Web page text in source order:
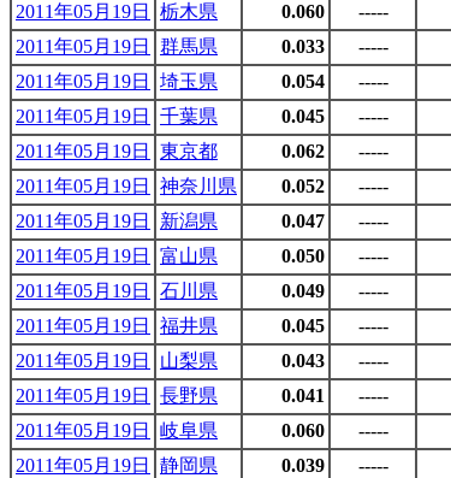
2011年05月19日
栃木県 0.060 -----
2011年05月19日
群馬県 0.033 -----
2011年05月19日
埼玉県 0.054 -----
2011年05月19日
千葉県 0.045 -----
2011年05月19日
東京都 0.062 -----
2011年05月19日
神奈川県 0.052 -----
2011年05月19日
新潟県 0.047 -----
2011年05月19日
富山県 0.050 -----
2011年05月19日
石川県 0.049 -----
2011年05月19日
福井県 0.045 -----
2011年05月19日
山梨県 0.043 -----
2011年05月19日
長野県 0.041 -----
2011年05月19日
岐阜県 0.060 -----
2011年05月19日
静岡県 0.039 -----